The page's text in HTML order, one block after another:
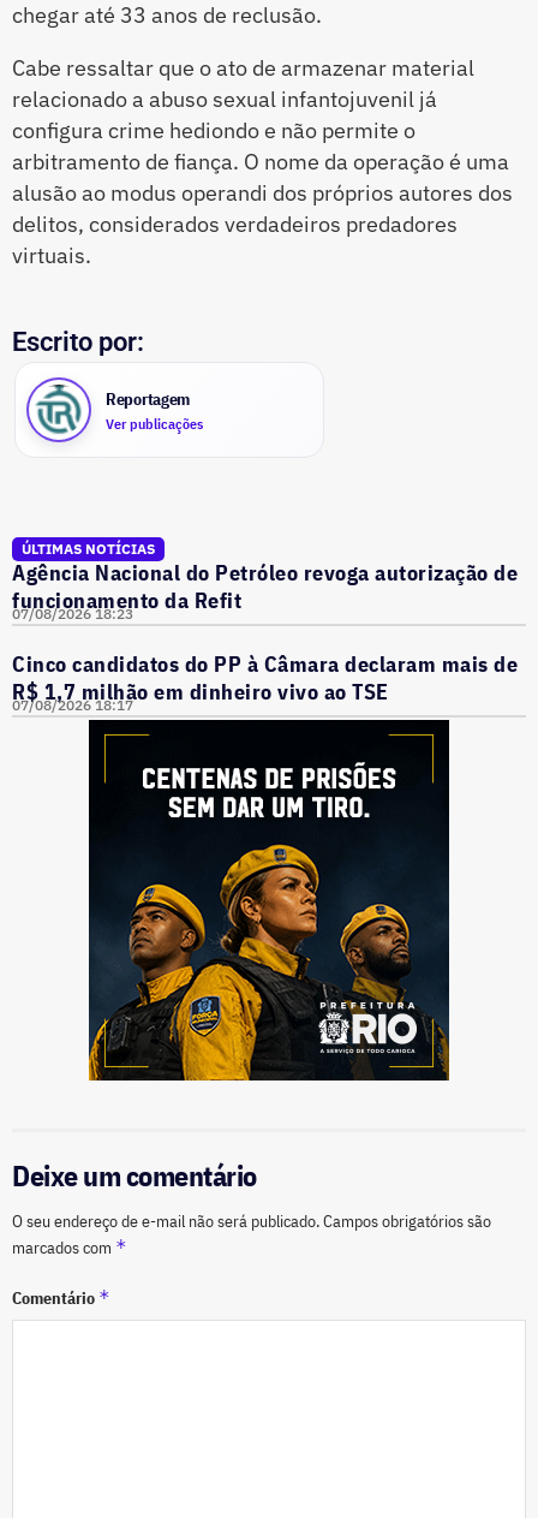
chegar até 33 anos de reclusão.
Cabe ressaltar que o ato de armazenar material
relacionado a abuso sexual infantojuvenil já
configura crime hediondo e não permite o
arbitramento de fiança. O nome da operação é uma
alusão ao modus operandi dos próprios autores dos
delitos, considerados verdadeiros predadores
virtuais.
Escrito por:
Reportagem
Ver publicações
ÚLTIMAS NOTÍCIAS
Agência Nacional do Petróleo revoga autorização de
funcionamento da Refit
07/08/2026 18:23
Cinco candidatos do PP à Câmara declaram mais de
R$ 1,7 milhão em dinheiro vivo ao TSE
07/08/2026 18:17
Deixe um comentário
O seu endereço de e-mail não será publicado.Campos obrigatórios são
marcados com *
Comentário *